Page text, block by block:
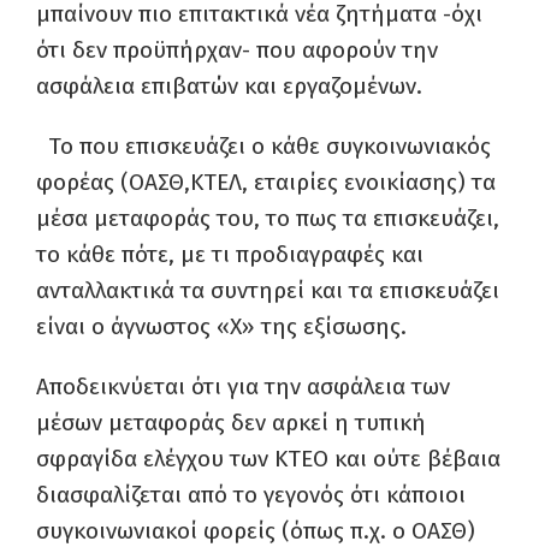
μπαίνουν πιο επιτακτικά νέα ζητήματα -όχι
ότι δεν προϋπήρχαν- που αφορούν την
ασφάλεια επιβατών και εργαζομένων.
Το που επισκευάζει ο κάθε συγκοινωνιακός
φορέας (ΟΑΣΘ,ΚΤΕΛ, εταιρίες ενοικίασης) τα
μέσα μεταφοράς του, το πως τα επισκευάζει,
το κάθε πότε, με τι προδιαγραφές και
ανταλλακτικά τα συντηρεί και τα επισκευάζει
είναι ο άγνωστος «Χ» της εξίσωσης.
Αποδεικνύεται ότι για την ασφάλεια των
μέσων μεταφοράς δεν αρκεί η τυπική
σφραγίδα ελέγχου των ΚΤΕΟ και ούτε βέβαια
διασφαλίζεται από το γεγονός ότι κάποιοι
συγκοινωνιακοί φορείς (όπως π.χ. ο ΟΑΣΘ)